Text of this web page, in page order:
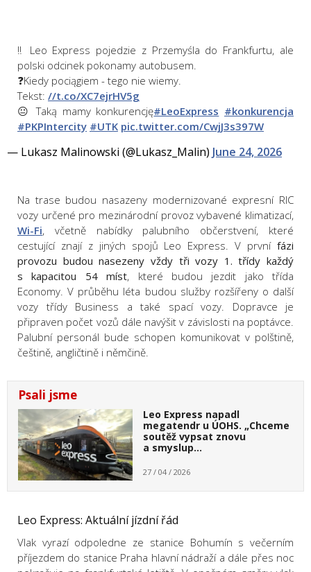
‼️ Leo Express pojedzie z Przemyśla do Frankfurtu, ale
polski odcinek pokonamy autobusem.
❓Kiedy pociągiem - tego nie wiemy.
Tekst: //t.co/XC7ejrHV5g
😐 Taką mamy konkurencję#LeoExpress #konkurencja
#PKPIntercity #UTK pic.twitter.com/CwjJ3s397W
— Lukasz Malinowski (@Lukasz_Malin) June 24, 2026
Na trase budou nasazeny modernizované expresní RIC
vozy určené pro mezinárodní provoz vybavené klimatizací,
Wi-Fi, včetně nabídky palubního občerstvení, které
cestující znají z jiných spojů Leo Express. V první fázi
provozu budou nasezeny vždy tři vozy 1. třídy každý
s kapacitou 54 míst, které budou jezdit jako třída
Economy. V průběhu léta budou služby rozšířeny o další
vozy třídy Business a také spací vozy. Dopravce je
připraven počet vozů dále navýšit v závislosti na poptávce.
Palubní personál bude schopen komunikovat v polštině,
češtině, angličtině i němčině.
Psali jsme
Leo Express napadl
megatendr u ÚOHS. „Chceme
soutěž vypsat znovu
a smyslup…
27 / 04 / 2026
Leo Express: Aktuální jízdní řád
Vlak vyrazí odpoledne ze stanice Bohumín s večerním
příjezdem do stanice Praha hlavní nádraží a dále přes noc